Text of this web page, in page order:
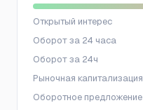
Открытый интерес
Оборот за 24 часа
Оборот за 24ч
Рыночная капитализация
Оборотное предложение